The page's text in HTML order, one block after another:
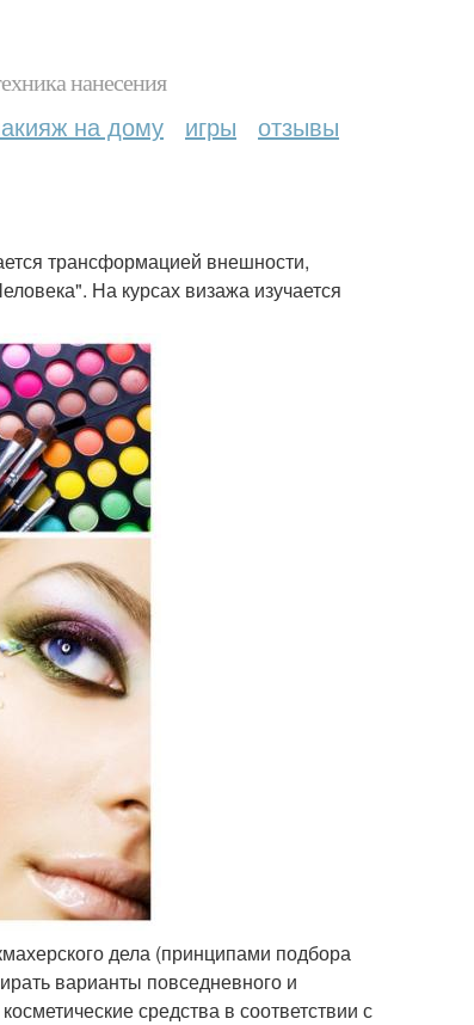
нанесения
на дому игры отзывы
трансформацией внешности,
На курсах визажа изучается
дела (принципами подбора
варианты повседневного и
средства в соответствии с